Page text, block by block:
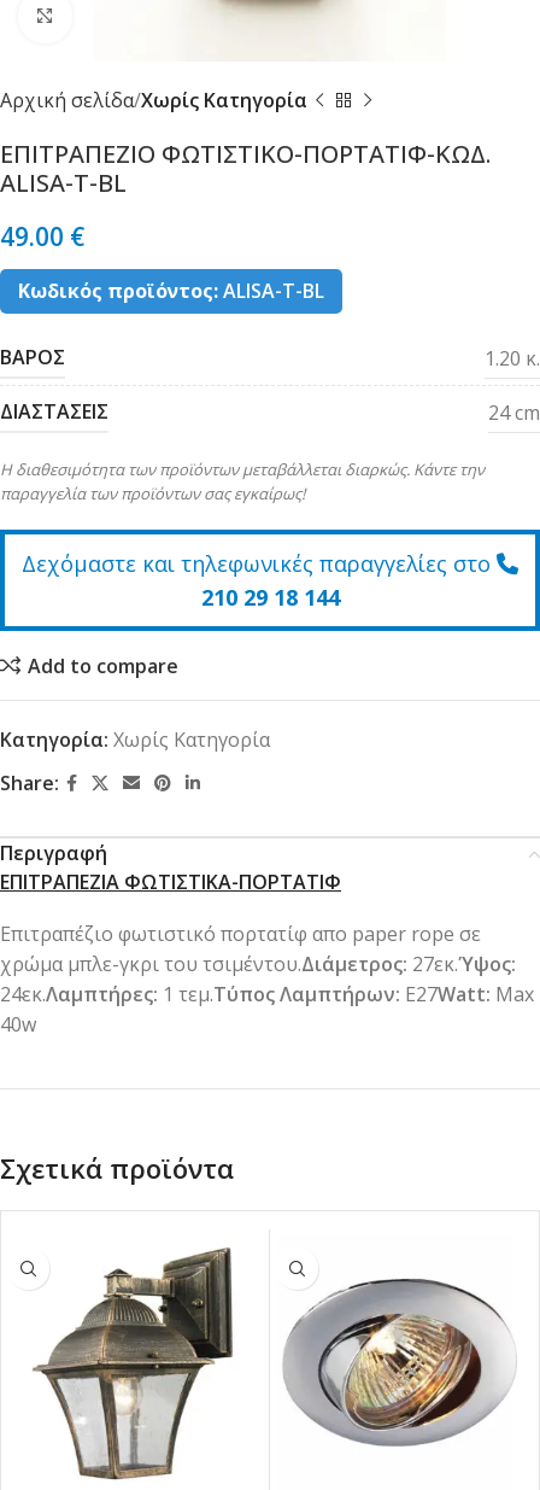
Κλικ για μεγέθυνση
Αρχική σελίδα Χωρίς Κατηγορία
ΕΠΙΤΡΑΠΕΖΙΟ ΦΩΤΙΣΤΙΚΟ-ΠΟΡΤΑΤΙΦ-ΚΩΔ.
ALISA-T-BL
49.00 €
Κωδικός προϊόντος:ALISA-T-BL
ΒΑΡΟΣ 1.20 κ.
ΔΙΑΣΤΑΣΕΙΣ 24 cm
Η διαθεσιμότητα των προϊόντων μεταβάλλεται διαρκώς. Κάντε την
παραγγελία των προϊόντων σας εγκαίρως!
Δεχόμαστε και τηλεφωνικές παραγγελίες στο
210 29 18 144
Add to compare
Κατηγορία: Χωρίς Κατηγορία
Share:
Περιγραφή
ΕΠΙΤΡΑΠΕΖΙΑ ΦΩΤΙΣΤΙΚΑ-ΠΟΡΤΑΤΙΦ
Επιτραπέζιο φωτιστικό πορτατίφ απο paper rope σε
χρώμα μπλε-γκρι του τσιμέντου.Διάμετρος: 27εκ.Ύψος:
24εκ.Λαμπτήρες: 1 τεμ.Τύπος Λαμπτήρων: Ε27Watt: Max
40w
Σχετικά προϊόντα